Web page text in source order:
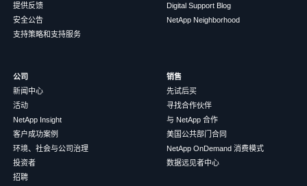
提供反馈
安全公告
支持策略和支持服务
Digital Support Blog
NetApp Neighborhood
公司
新闻中心
活动
NetApp Insight
客户成功案例
环境、社会与公司治理
投资者
招聘
销售
先试后买
寻找合作伙伴
与 NetApp 合作
美国公共部门合同
NetApp OnDemand 消费模式
数据远见者中心